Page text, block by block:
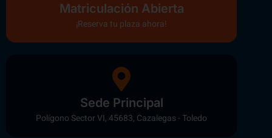
Matriculación Abierta
¡Reserva tu plaza ahora!
Sede Principal
Polígono Sector VI, 45683, Cazalegas - Toledo